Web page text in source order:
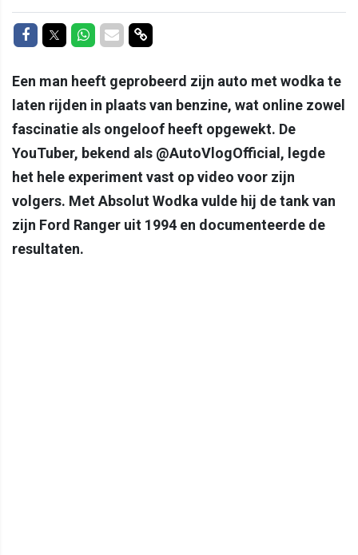
Delen op Facebook
Delen op Twitter
Delen op Whatsapp
Delen via Mail
Delen via link
Een man heeft geprobeerd zijn auto met wodka te
laten rijden in plaats van benzine, wat online zowel
fascinatie als ongeloof heeft opgewekt. De
YouTuber, bekend als @AutoVlogOfficial, legde
het hele experiment vast op video voor zijn
volgers. Met Absolut Wodka vulde hij de tank van
zijn Ford Ranger uit 1994 en documenteerde de
resultaten.